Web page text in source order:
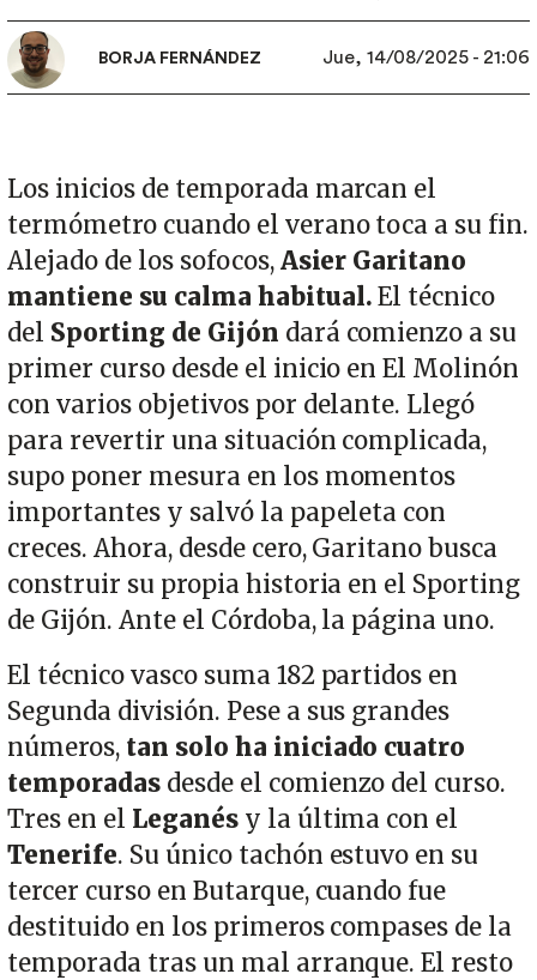
BORJA FERNÁNDEZ Jue, 14/08/2025 - 21:06
Los inicios de temporada marcan el
termómetro cuando el verano toca a su fin.
Alejado de los sofocos,Asier Garitano
mantiene su calma habitual.El técnico
del Sporting de Gijón dará comienzo a su
primer curso desde el inicio en El Molinón
con varios objetivos por delante. Llegó
para revertir una situación complicada,
supo poner mesura en los momentos
importantes y salvó la papeleta con
creces. Ahora, desde cero, Garitano busca
construir su propia historia en el Sporting
de Gijón. Ante el Córdoba, la página uno.
El técnico vasco suma 182 partidos en
Segunda división. Pese a sus grandes
números, tan solo ha iniciado cuatro
temporadas desde el comienzo del curso.
Tres en el Leganésy la última con el
Tenerife. Su único tachón estuvo en su
tercer curso en Butarque, cuando fue
destituido en los primeros compases de la
temporada tras un mal arranque. El resto